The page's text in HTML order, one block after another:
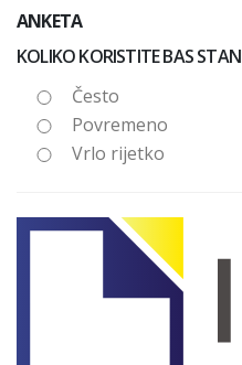
ANKETA
KOLIKO KORISTITE BAS
Često
Povremeno
Vrlo rijetko